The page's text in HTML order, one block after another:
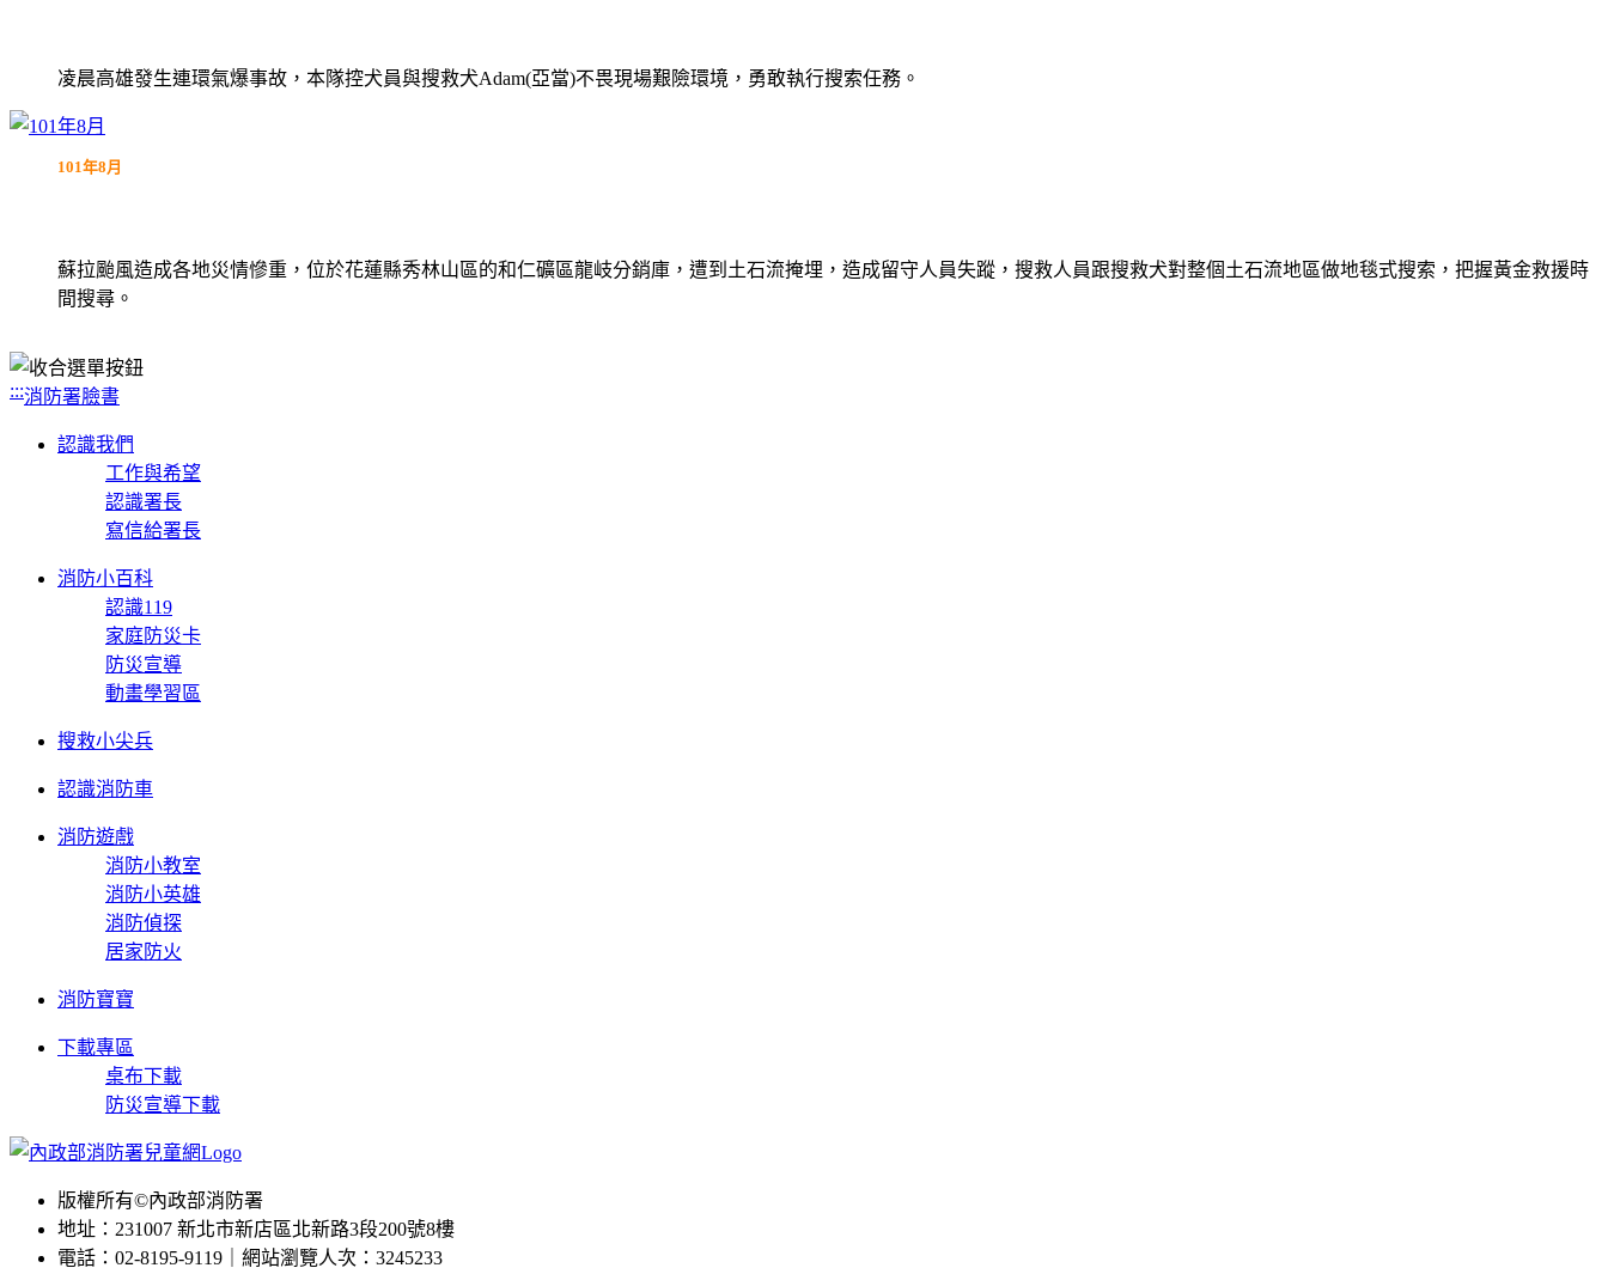
凌晨高雄發生連環氣爆事故，本隊控犬員與搜救犬Adam(亞當)不畏現場艱險環境，勇敢執行搜索任務。
101年8月
蘇拉颱風造成各地災情慘重，位於花蓮縣秀林山區的和仁礦區龍岐分銷庫，遭到土石流掩埋，造成留守人員失蹤，搜救人員跟搜救犬對整個土石流地區做地毯式搜索，把握黃金救援時
間搜尋。
:::消防署臉書
認識我們
工作與希望
認識署長
寫信給署長
消防小百科
認識119
家庭防災卡
防災宣導
動畫學習區
搜救小尖兵
認識消防車
消防遊戲
消防小教室
消防小英雄
消防偵探
居家防火
消防寶寶
下載專區
桌布下載
防災宣導下載
版權所有©內政部消防署
地址：231007 新北市新店區北新路3段200號8樓
電話：02-8195-9119｜網站瀏覽人次：3245233